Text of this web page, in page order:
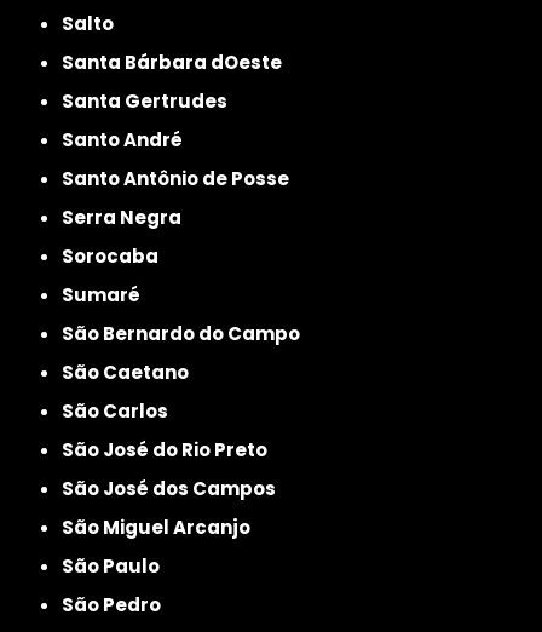
Salto
Santa Bárbara dOeste
Santa Gertrudes
Santo André
Santo Antônio de Posse
Serra Negra
Sorocaba
Sumaré
São Bernardo do Campo
São Caetano
São Carlos
São José do Rio Preto
São José dos Campos
São Miguel Arcanjo
São Paulo
São Pedro